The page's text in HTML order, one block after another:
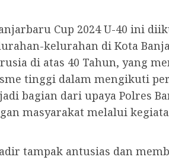
Cup 2024 U-40 ini
kelurahan di Kota
di atas 40 Tahun, yang
tinggi dalam mengikuti
bagian dari upaya Polres
masyarakat melalui
tampak antusias dan